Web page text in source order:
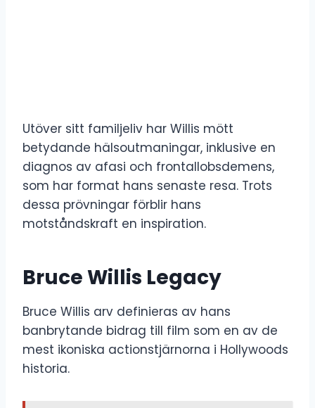
Utöver sitt familjeliv har Willis mött
betydande hälsoutmaningar, inklusive en
diagnos av afasi och frontallobsdemens,
som har format hans senaste resa. Trots
dessa prövningar förblir hans
motståndskraft en inspiration.
Bruce Willis Legacy
Bruce Willis arv definieras av hans
banbrytande bidrag till film som en av de
mest ikoniska actionstjärnorna i Hollywoods
historia.